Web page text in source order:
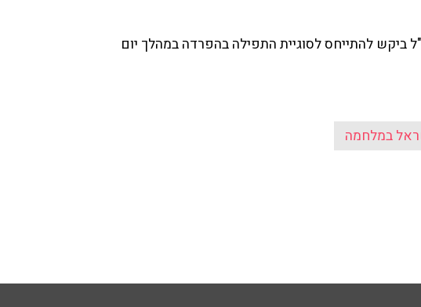
ביקש להתייחס לסוגיית התפילה בהפרדה במהלך יום
במלחמה